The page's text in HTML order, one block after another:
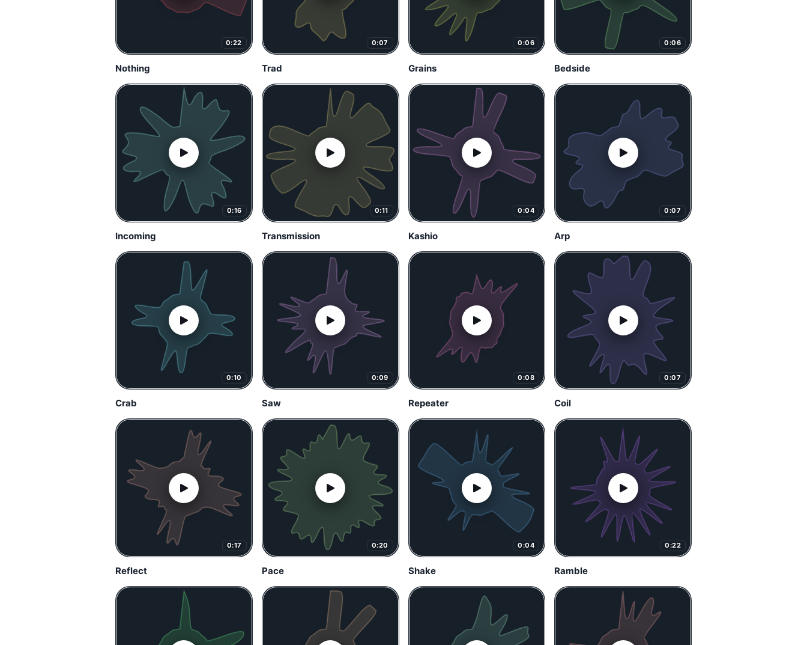
0:22
Nothing
0:07
Trad
0:06
Grains
0:06
Bedside
0:16
Incoming
0:11
Transmission
0:04
Kashio
0:07
Arp
0:10
Crab
0:09
Saw
0:08
Repeater
0:07
Coil
0:17
Reflect
0:20
Pace
0:04
Shake
0:22
Ramble